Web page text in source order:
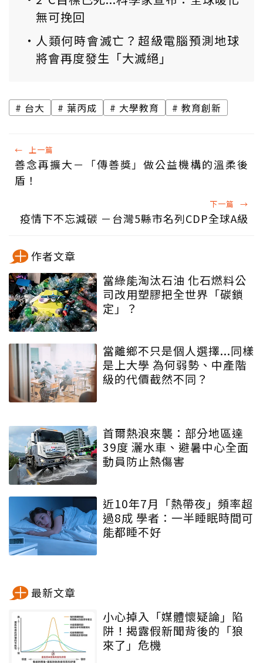
無可挽回
人類何時會滅亡？超級電腦預測地球
將會再度發生「大滅絕」
台大 葉丙成 大學教育 教育創新
← 上一篇
善念再擴大－「傳善獎」做公益機構的溫柔後
盾！
下一篇 →
疫情下不忘減碳 －台灣5縣市名列CDP全球A級
作者文章
當綠能淘汰石油 化石燃料公
司改用塑膠把全世界「碳鎖
定」？
當離鄉不只是個人選擇...同樣
是上大學 為何弱勢、中產階
級的代價截然不同？
首爾熱浪來襲：部分地區達
39度 灑水車、避暑中心全面
動員防止熱傷害
近10年7月「熱帶夜」頻率超
過8成 學者：一半睡眠時間可
能都睡不好
最新文章
小心掉入「媒體懷疑論」陷
阱！揭露假新聞背後的「狼
來了」危機